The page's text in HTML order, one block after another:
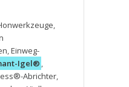
,
,Einweg-
Igel® ,
Abrichter,